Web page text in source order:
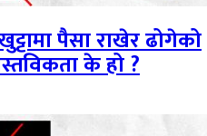
पैसा राखेर ढोगेको
के हो ?